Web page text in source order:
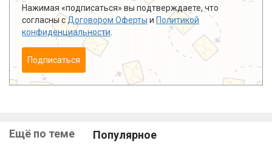
Нажимая «подписаться» вы подтверждаете, что
согласны сДоговором Оферты и Политикой
конфиденциальности
Подписаться
Ещё по теме Популярное